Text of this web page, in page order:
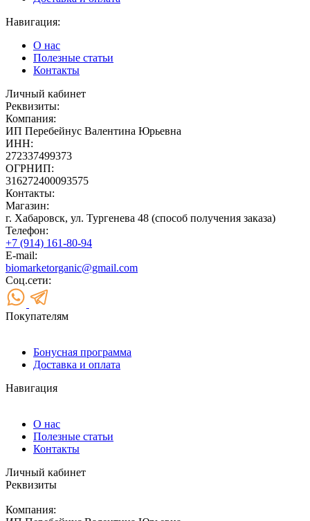
Навигация:
О нас
Полезные статьи
Контакты
Личный кабинет
Реквизиты:
Компания:
ИП Перебейнус Валентина Юрьевна
ИНН:
272337499373
ОГРНИП:
316272400093575
Контакты:
Магазин:
г. Хабаровск, ул. Тургенева 48 (способ получения заказа)
Телефон:
+7 (914) 161-80-94
E-mail:
biomarketorganic@gmail.com
Соц.сети:
Покупателям
Бонусная программа
Доставка и оплата
Навигация
О нас
Полезные статьи
Контакты
Личный кабинет
Реквизиты
Компания: